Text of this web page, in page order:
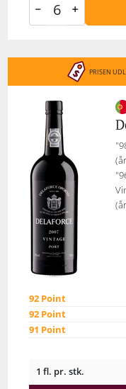
PRISEN
92 Point
92 Point
91 Point
1 fl. pr. stk.